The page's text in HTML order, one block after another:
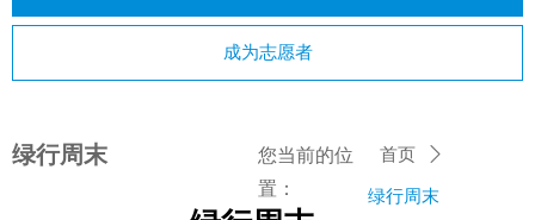
绿行周末
您当前的位
置：
首页 ꄲ
绿行周末
成为志愿者